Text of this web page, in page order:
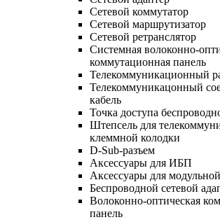
Сетевой коммутатор
Сетевой маршрутизатор
Сетевой ретранслятор
Системная волоконно-
коммутационная панель
Телекоммуникационный
Телекоммуникацонный
кабель
Точка доступа
Штепсель для
клеммной колодки
D-Sub-разъем
Аксессуары для ИБП
Аксессуары для
Беспроводной сетевой
Волоконно-оптическая
панель